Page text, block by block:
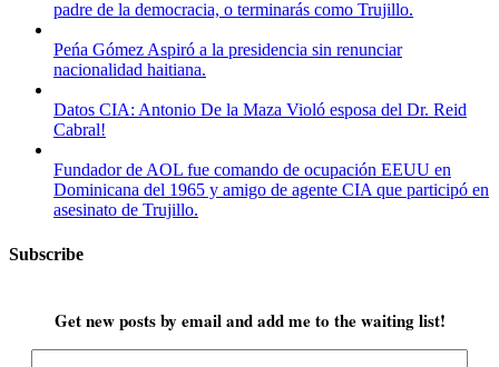
padre de la democracia, o terminarás como Trujillo.
Peńa Gómez Aspiró a la presidencia sin renunciar
nacionalidad haitiana.
Datos CIA: Antonio De la Maza Violó esposa del Dr. Reid
Cabral!
Fundador de AOL fue comando de ocupación EEUU en
Dominicana del 1965 y amigo de agente CIA que participó en
asesinato de Trujillo.
Subscribe
Get new posts by email and add me to the waiting list!